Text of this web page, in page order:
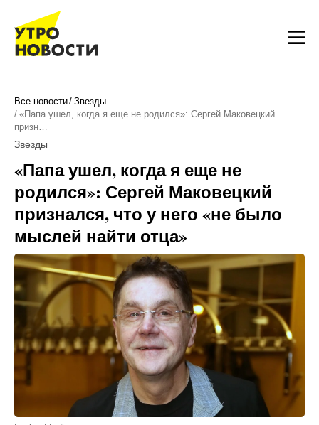
Все новости Звезды
«Папа ушел, когда я еще не родился»: Сергей Маковецкий
призн…
Звезды
«Папа ушел, когда я еще не
родился»: Сергей Маковецкий
признался, что у него «не было
мыслей найти отца»